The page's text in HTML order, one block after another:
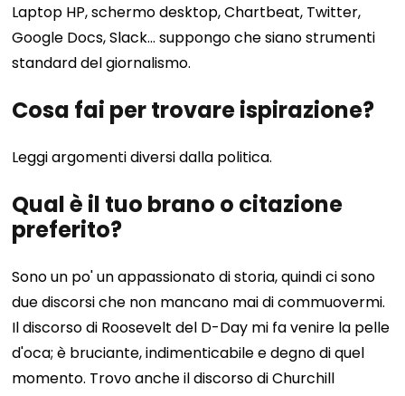
Laptop HP, schermo desktop, Chartbeat, Twitter,
Google Docs, Slack... suppongo che siano strumenti
standard del giornalismo.
Cosa fai per trovare ispirazione?
Leggi argomenti diversi dalla politica.
Qual è il tuo brano o citazione
preferito?
Sono un po' un appassionato di storia, quindi ci sono
due discorsi che non mancano mai di commuovermi.
Il discorso di Roosevelt del D-Day mi fa venire la pelle
d'oca; è bruciante, indimenticabile e degno di quel
momento. Trovo anche il discorso di Churchill